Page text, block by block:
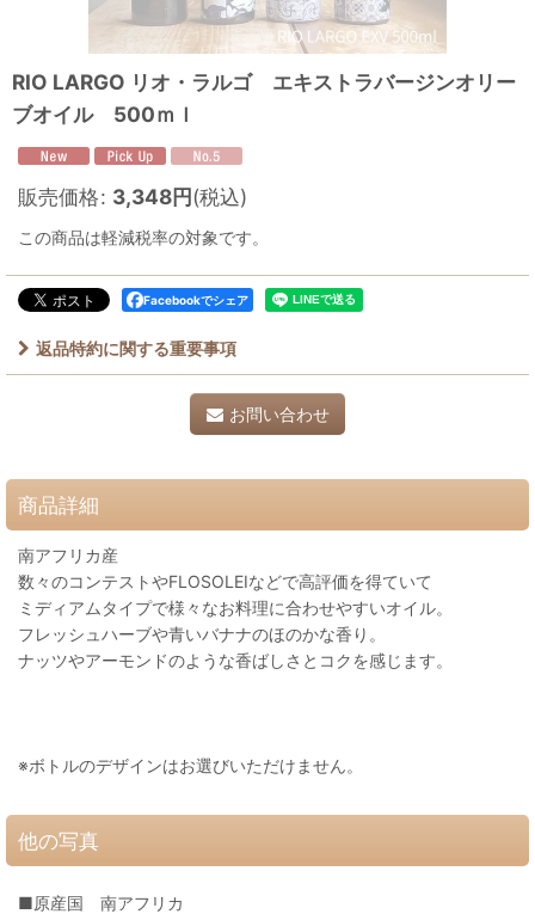
RIO LARGO リオ・ラルゴ エキストラバージンオリー
ブオイル 500ｍｌ
販売価格: 3,348円(税込)
この商品は軽減税率の対象です。
Facebookでシェア
返品特約に関する重要事項
お問い合わせ
商品詳細
南アフリカ産
数々のコンテストやFLOSOLEIなどで高評価を得ていて
ミディアムタイプで様々なお料理に合わせやすいオイル。
フレッシュハーブや青いバナナのほのかな香り。
ナッツやアーモンドのような香ばしさとコクを感じます。
※ボトルのデザインはお選びいただけません。
他の写真
■原産国 南アフリカ